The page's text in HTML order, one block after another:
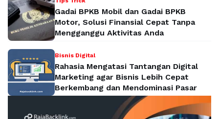
Gadai BPKB Mobil dan Gadai BPKB
Motor, Solusi Finansial Cepat Tanpa
Mengganggu Aktivitas Anda
Bisnis Digital
Rahasia Mengatasi Tantangan Digital
Marketing agar Bisnis Lebih Cepat
Berkembang dan Mendominasi Pasar